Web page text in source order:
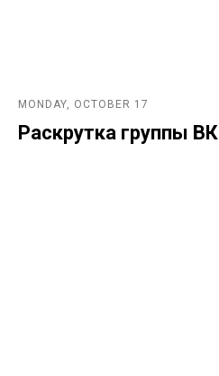
MONDAY, OCTOBER 17
Раскрутка группы ВК